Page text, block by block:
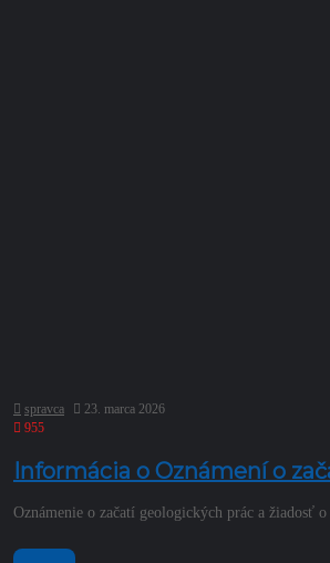
spravca
23. marca 2026
955
Informácia o Oznámení o
Oznámenie o začatí geologických prác a žiadosť